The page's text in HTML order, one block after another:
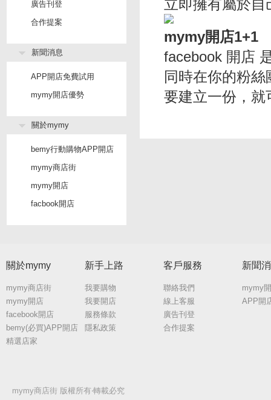
廣告刊登
合作提案
新聞消息
APP開店免費試用
mymy開店優勢
關於mymy
bemy行動購物APP開店
mymy商店街
mymy開店
facbook開店
立即擁有屬於自
mymy開店1+1
facebook 開店
同時在你的粉
要建立一份，
關於mymy
mymy商店街
mymy開店
facebook開店
bemy(必買)APP開店
精選店家
新手上路
我要購物
我要開店
服務條款
隱私政策
客戶服務
聯絡我們
線上客服
廣告刊登
合作提案
新聞
mymy
APP開
mymy商店街 版權所有‧轉載必究